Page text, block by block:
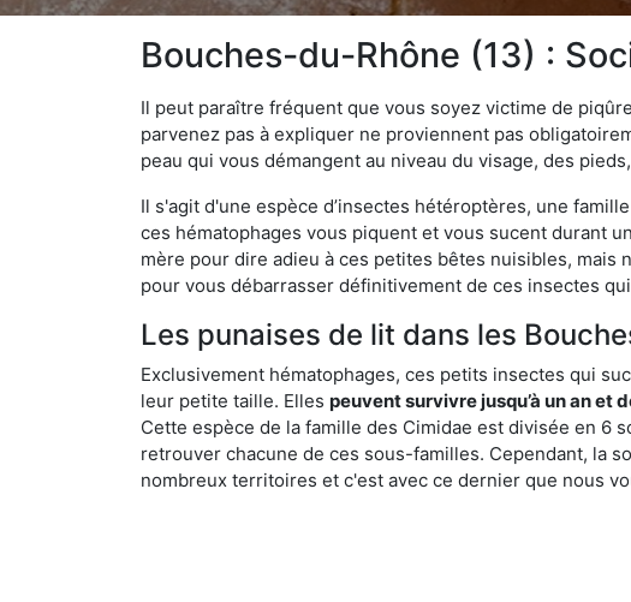
Bouches-du-Rhône (13) :
Il peut paraître fréquent que vous soyez victime de
parvenez pas à expliquer ne proviennent pas
peau qui vous démangent au niveau du visage, des
Il s'agit d'une espèce d’insectes hétéroptères, une
ces hématophages vous piquent et vous sucent durant
mère pour dire adieu à ces petites bêtes nuisibles,
pour vous débarrasser définitivement de ces insectes
Les punaises de lit dans les
Exclusivement hématophages, ces petits insectes qui
leur petite taille. Elles peuvent survivre jusqu’à un an et
Cette espèce de la famille des Cimidae est divisée en
retrouver chacune de ces sous-familles. Cependant, la
nombreux territoires et c'est avec ce dernier que nous